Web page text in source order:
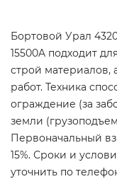
Бортовой Урал
15500A подходит
строй материалов,
работ. Техника
ограждение (за
земли
Первоначальный
15%. Сроки и
уточнить по